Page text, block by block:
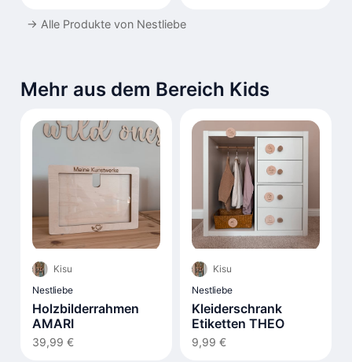
→ Alle Produkte von Nestliebe
Mehr aus dem Bereich Kids
Kisu
Nestliebe
Holzbilderrahmen
AMARI
39,99 €
Kisu
Nestliebe
Kleiderschrank
Etiketten THEO
9,99 €